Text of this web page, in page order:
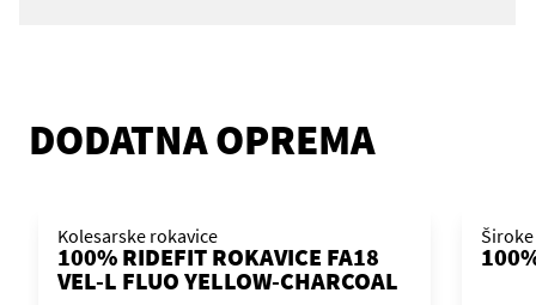
DODATNA OPREMA
Kolesarske rokavice
100% RIDEFIT ROKAVICE FA18
VEL-L FLUO YELLOW-CHARCOAL